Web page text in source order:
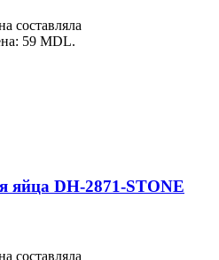
составляла
59 MDL.
яйца DH-2871-STONE
составляла